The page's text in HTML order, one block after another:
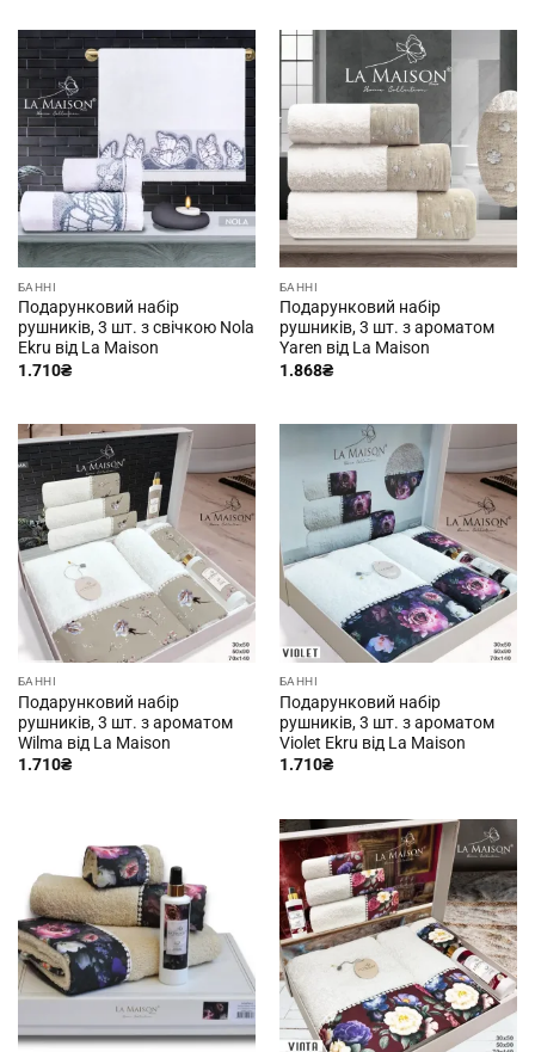
БАННІ
Подарунковий набір
рушників, 3 шт. з свічкою Nola
Ekru від La Maison
1.710₴
БАННІ
Подарунковий набір
рушників, 3 шт. з ароматом
Yaren від La Maison
1.868₴
БАННІ
Подарунковий набір
рушників, 3 шт. з ароматом
Wilma від La Maison
1.710₴
БАННІ
Подарунковий набір
рушників, 3 шт. з ароматом
Violet Ekru від La Maison
1.710₴